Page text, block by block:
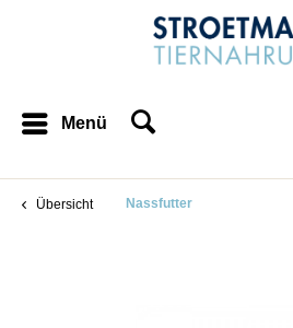
Menü
Übersicht Nassfutter